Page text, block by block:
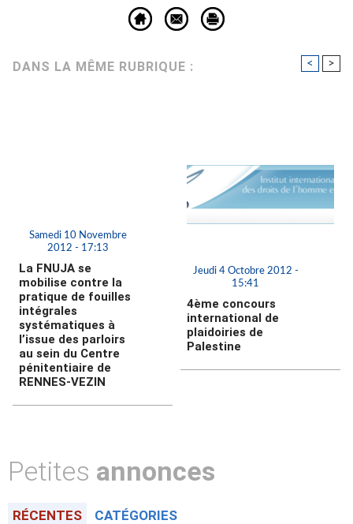
DANS LA MÊME RUBRIQUE : < >
Samedi 10 Novembre
2012 - 17:13
La FNUJA se
mobilise contre la
pratique de fouilles
intégrales
systématiques à
l’issue des parloirs
au sein du Centre
pénitentiaire de
RENNES-VEZIN
Jeudi 4 Octobre 2012 -
15:41
4ème concours
international de
plaidoiries de
Palestine
Petites annonces
RÉCENTES CATÉGORIES